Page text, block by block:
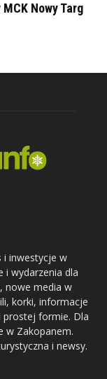
Nowy Targ
i inwestycje w
i wydarzenia dla
nowe media w
korki, informacje
prostej formie. Dla
w Zakopanem.
i newsy.